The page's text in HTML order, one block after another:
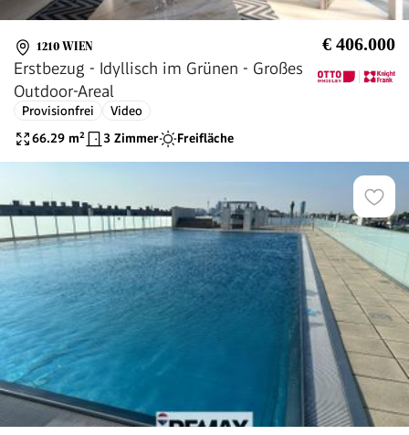
1210 WIEN € 406.000
Erstbezug - Idyllisch im Grünen - Großes
Outdoor-Areal
Provisionfrei
Video
66.29 m² 3 Zimmer Freifläche